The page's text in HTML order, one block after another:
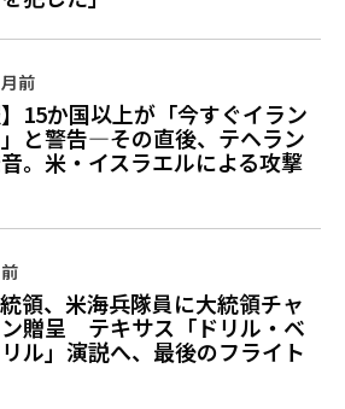
前
】15か国以上が「今すぐイラン
と警告—その直後、テヘラン
。米・イスラエルによる攻撃
領、米海兵隊員に大統領チャ
贈呈 テキサス「ドリル・ベ
ル」演説へ、最後のフライト